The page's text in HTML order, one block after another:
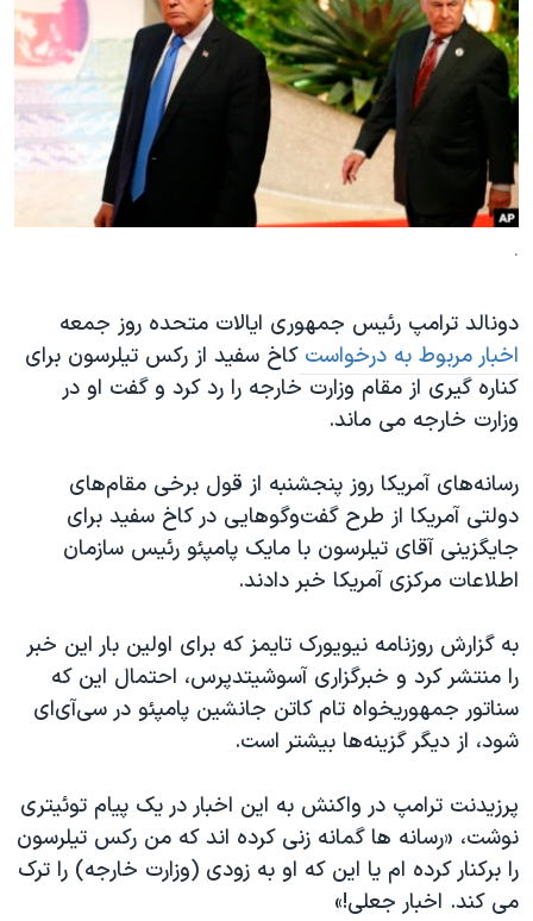
فرهنگ و زندگی
حقوق شهروندی
اسرائیل در جنگ
مستندها
انتخابات ریاست جمهوری آمریکا ۲۰۲۴
حمله جمهوری اسلامی به اسرائیل
ورزش زنان در ایران
تریبونال مردمی آبان ۹۸
دادگاه حمید نوری
چهل سال گروگان‌گیری
اعتراضات مردمی آبان ۹۸
اسرائیل در جنگ
نرگس محمدی برنده جایزه نوبل صلح
صفحه‌های ویژه
سفر پرزیدنت ترامپ به چین
دنبال کنید
زبانهای مختلف
.
دونالد ترامپ رئیس جمهوری ایالات متحده روز جمعه
اخبار مربوط به درخواست کاخ سفید از رکس تیلرسون برای
کناره گیری از مقام وزارت خارجه را رد کرد و گفت او در
وزارت خارجه می ماند.
رسانه‌های آمریکا روز پنجشنبه از قول برخی مقام‌های
دولتی آمریکا از طرح گفت‌وگوهایی در کاخ سفید برای
جایگزینی آقای تیلرسون با مایک پامپئو رئیس سازمان
اطلاعات مرکزی آمریکا خبر دادند.
به گزارش روزنامه نیویورک تایمز که برای اولین بار این خبر
را منتشر کرد و خبرگزاری آسوشیتدپرس، احتمال این که
سناتور جمهوریخواه تام کاتن جانشین پامپئو در سی‌آی‌ای
شود، از دیگر گزینه‌ها بیشتر است.
پرزیدنت ترامپ در واکنش به این اخبار در یک پیام توئیتری
نوشت، «رسانه ها گمانه زنی کرده اند که من رکس تیلرسون
را برکنار کرده ام یا این که او به زودی (وزارت خارجه) را ترک
می کند. اخبار جعلی!»